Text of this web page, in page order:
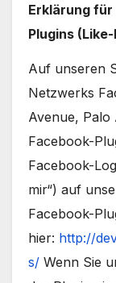
Erklärung für
Plugins
Auf unseren
Netzwerks
Avenue, Palo
Facebook-
Facebook-
mir“) auf
Facebook-
hier: http://
s/ Wenn Sie